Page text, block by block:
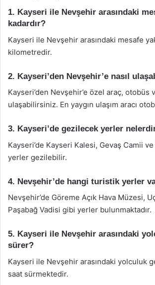
1. Kayseri ile Nevşehir arasındaki
kadardır?
Kayseri ile Nevşehir arasındaki mesafe
kilometredir.
2. Kayseri’den Nevşehir’e nasıl
Kayseri’den Nevşehir’e özel araç, otobüs
ulaşabilirsiniz. En yaygın ulaşım aracı
3. Kayseri’de gezilecek yerler
Kayseri’de Kayseri Kalesi, Gevaş Camii
yerler gezilebilir.
4. Nevşehir’de hangi turistik yerler
Nevşehir’de Göreme Açık Hava Müzesi,
Paşabağ Vadisi gibi yerler bulunmaktadır.
5. Kayseri ile Nevşehir arasındaki
sürer?
Kayseri ile Nevşehir arasındaki yolculuk
saat sürmektedir.